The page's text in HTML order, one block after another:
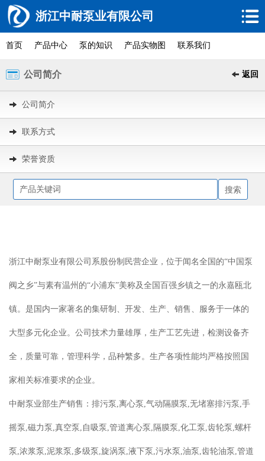
浙江中耐泵业有限公司
首页 产品中心 泵的知识 产品实物图 联系我们
公司简介 返回
公司简介
联系方式
荣誉资质
浙江中耐泵业有限公司系股份制民营企业，位于闻名全国的“中国泵
阀之乡”与素有温州的“小浦东”美称及全国百强乡镇之一的永嘉瓯北
镇。是国内一家著名的集研制、开发、生产、销售、服务于一体的
大型多元化企业。公司技术力量雄厚，生产工艺先进，检测设备齐
全，质量可靠，管理科学，品种繁多。生产各项性能均严格按照国
家相关标准要求的企业。
中耐泵业部生产销售：排污泵,离心泵,气动隔膜泵,无堵塞排污泵,手
摇泵,磁力泵,真空泵,自吸泵,管道离心泵,隔膜泵,化工泵,齿轮泵,螺杆
泵,浓浆泵,泥浆泵,多级泵,旋涡泵,液下泵,污水泵,油泵,齿轮油泵,管道